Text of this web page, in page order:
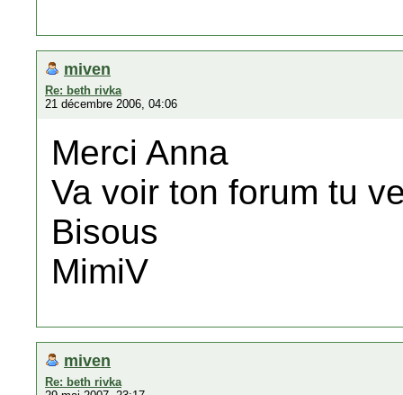
miven
Re: beth rivka
21 décembre 2006, 04:06
Merci Anna
Va voir ton forum tu
Bisous
MimiV
miven
Re: beth rivka